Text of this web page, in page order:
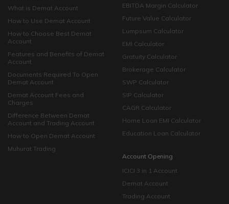
What is Demat Account
How to Use Demat Account
How to Choose Best Demat
Account
Features and Benefits of Demat
Account
Documents Required To Open
Demat Account
Demat Account Fees and
Charges
Difference Between Demat
Account and Trading Account
How to Open Demat Account
Muhurat Trading
EBITDA Margin Calculator
Future Value Calculator
Lumpsum Calculator
EMI Calculator
Gratuity Calculator
Brokerage Calculator
SWP Calculator
SIP Calculator
CAGR Calculator
Home Loan EMI Calculator
Education Loan Calculator
Account Opening
ICICI 3 in 1 Account
Demat Account
Trading Account